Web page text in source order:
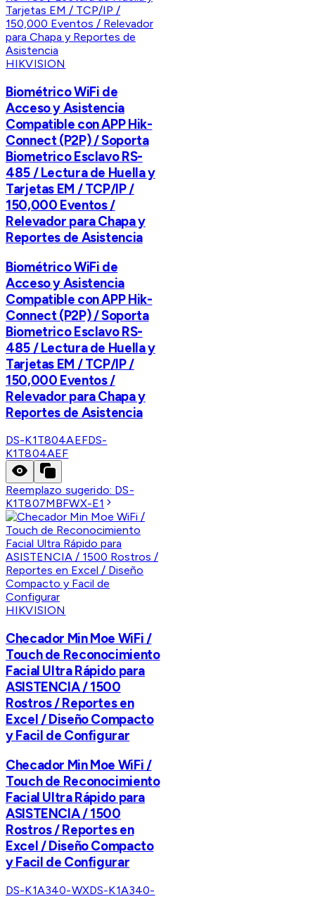
HIKVISION
Biométrico WiFi de
Acceso y Asistencia
Compatible con APP Hik-
Connect (P2P) / Soporta
Biometrico Esclavo RS-
485 / Lectura de Huella y
Tarjetas EM / TCP/IP /
150,000 Eventos /
Relevador para Chapa y
Reportes de Asistencia
Biométrico WiFi de
Acceso y Asistencia
Compatible con APP Hik-
Connect (P2P) / Soporta
Biometrico Esclavo RS-
485 / Lectura de Huella y
Tarjetas EM / TCP/IP /
150,000 Eventos /
Relevador para Chapa y
Reportes de Asistencia
DS-K1T804AEFDS-
K1T804AEF
Reemplazo sugerido: DS-
K1T807MBFWX-E1
HIKVISION
Checador Min Moe WiFi /
Touch de Reconocimiento
Facial Ultra Rápido para
ASISTENCIA / 1500
Rostros / Reportes en
Excel / Diseño Compacto
y Facil de Configurar
Checador Min Moe WiFi /
Touch de Reconocimiento
Facial Ultra Rápido para
ASISTENCIA / 1500
Rostros / Reportes en
Excel / Diseño Compacto
y Facil de Configurar
DS-K1A340-WXDS-K1A340-
HIKVISION · DS-K1T320MFWX-B/S · CONTROL